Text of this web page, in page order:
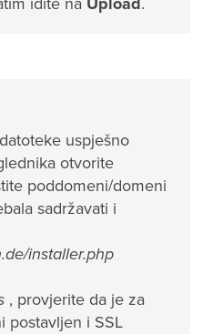
uspješno
otvorite
poddomeni/domeni
sadržavati i
installer.php
, provjerite da je za
postavljen i SSL